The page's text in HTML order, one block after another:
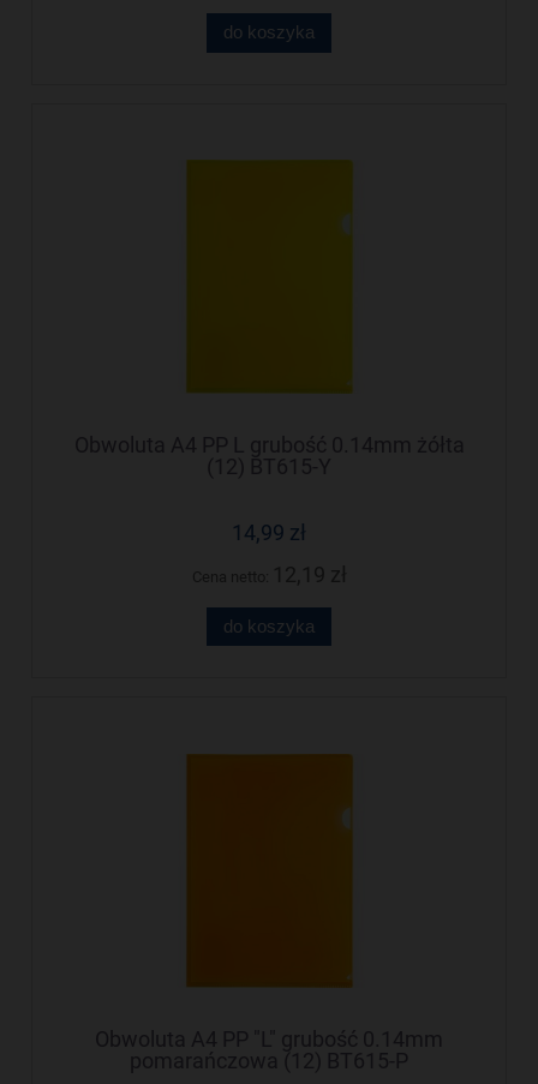
do koszyka
Obwoluta A4 PP L grubość 0.14mm żółta
(12) BT615-Y
14,99 zł
do koszyka
Obwoluta A4 PP "L" grubość 0.14mm
pomarańczowa (12) BT615-P